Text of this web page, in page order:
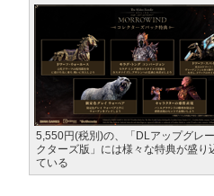
5,550円(税別)の、「DLアップグレ
クターズ版」には様々な特典が盛り
ている